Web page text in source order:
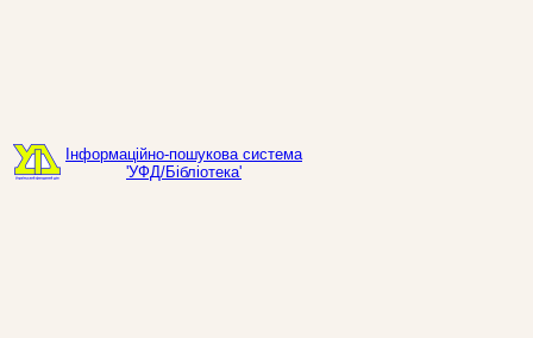
Інформаційно-пошукова система
'УФД/Бібліотека'